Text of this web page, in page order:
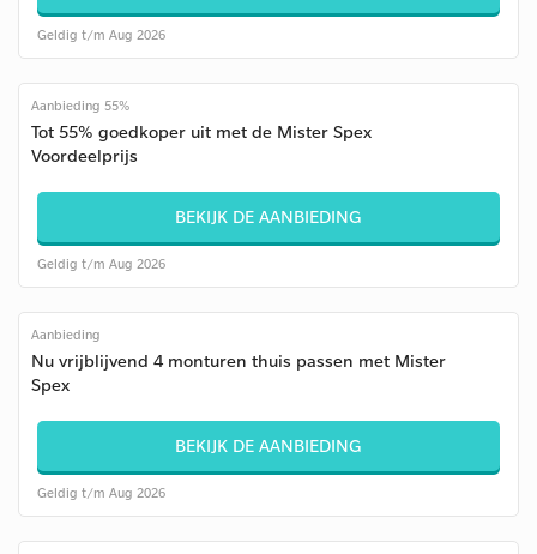
Geldig t/m Aug 2026
Aanbieding 55%
Tot 55% goedkoper uit met de Mister Spex
Voordeelprijs
BEKIJK DE AANBIEDING
Geldig t/m Aug 2026
Aanbieding
Nu vrijblijvend 4 monturen thuis passen met Mister
Spex
BEKIJK DE AANBIEDING
Geldig t/m Aug 2026